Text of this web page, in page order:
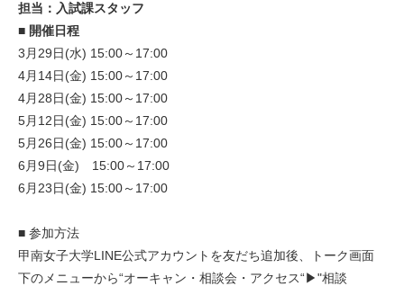
担当：入試課スタッフ
■ 開催日程
3月29日(水) 15:00～17:00
4月14日(金) 15:00～17:00
4月28日(金) 15:00～17:00
5月12日(金) 15:00～17:00
5月26日(金) 15:00～17:00
6月9日(金) 15:00～17:00
6月23日(金) 15:00～17:00
■ 参加方法
甲南女子大学LINE公式アカウントを友だち追加後、トーク画面
下のメニューから“オーキャン・相談会・アクセス“▶︎"相談